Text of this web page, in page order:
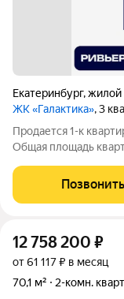
Екатеринбург,жилой
ЖК «Галактика», 3
Продается 1-к
Общая площадь квартиры 47.4 кв. м, этаж 16
«Космос» на
любит городскую
Позвонить
12 758 200 ₽
от 61 117 ₽ в месяц
70,1 м²
2-комн.